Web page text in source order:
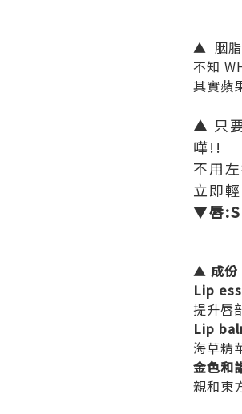
▲ 胭脂
不知
其實蘋
▲ 只
嘩!!
不用
立即
▼唇
▲ 成份
Lip
提升唇
Lip
海草精
金色和
親和東